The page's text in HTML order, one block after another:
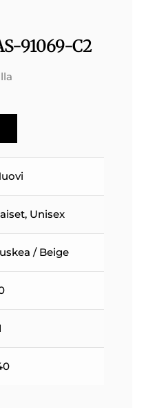
91069-C2
, Unisex
/ Beige